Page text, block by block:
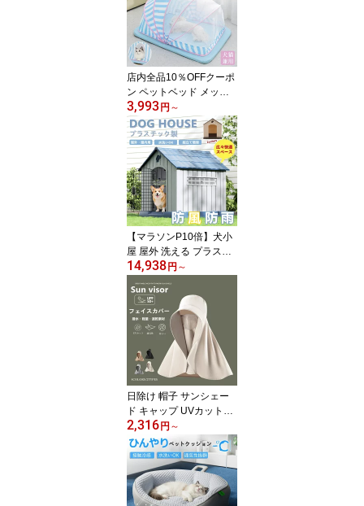
パッド付き 接触涼感 イ
ンナー ルームウェア 部
屋着 寝間着 ナイトブラ
締め付けないトップス 部
屋着 ナイトブラ トップ
ス
店内全品10％OFFクーポ
ン ペットベッド メッシ
ュ 夏用 蚊帳 ベビー用 折
り畳み式 蚊帳 猫 犬 ベッ
ド 360°保護 かや 遮光 日
よけ 虫刺され防止ネット
蚊よけ 防虫 猫テント ペ
ットハウス 猫ハウス 折
りたたみ式 耐噛み マッ
トクッション 取付簡単
室内 屋外 洗える 暑さ対
策
3,993 円 ～
【マラソンP10倍】犬小
屋 屋外 洗える プラスチ
ック 中型犬 小型犬 ドッ
グハウス ペットハウス
防水 防風 プラスチック
製 通気窓付き 排水穴 底
面高設計 広々快適スペー
ス 組立簡単 ドッグハウ
ス 室内 屋外用 ペット用
犬 家 猫 おしゃれ ブルー
14,938 円 ～
日除け 帽子 サンシェー
ド キャップ UVカット率
99%以上 撥水 速乾 サン
バイザー レディース UP
F50+ UVカット 日焼け防
止 紫外線対策 グッズ 夏
日よけ 帽子 自転車 農作
業 フェイスカバー ポニ
2,316 円 ～